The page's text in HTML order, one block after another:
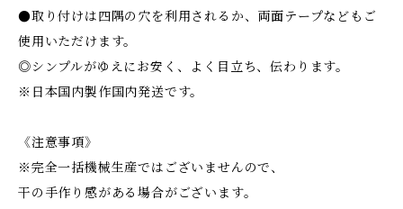
●取り付けは四隅の穴を利用されるか、両面テープなどもご
使用いただけます。
◎シンプルがゆえにお安く、よく目立ち、伝わります。
※日本国内製作国内発送です。
《注意事項》
※完全一括機械生産ではございませんので、
干の手作り感がある場合がございます。